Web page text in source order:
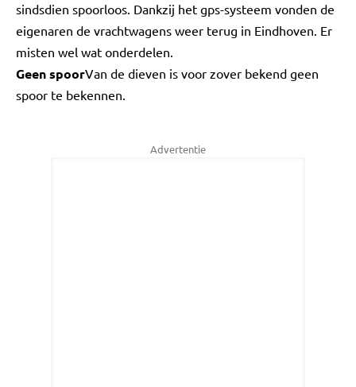
sindsdien spoorloos. Dankzij het gps-systeem vonden de
eigenaren de vrachtwagens weer terug in Eindhoven. Er
misten wel wat onderdelen.
Geen spoorVan de dieven is voor zover bekend geen
spoor te bekennen.
Advertentie